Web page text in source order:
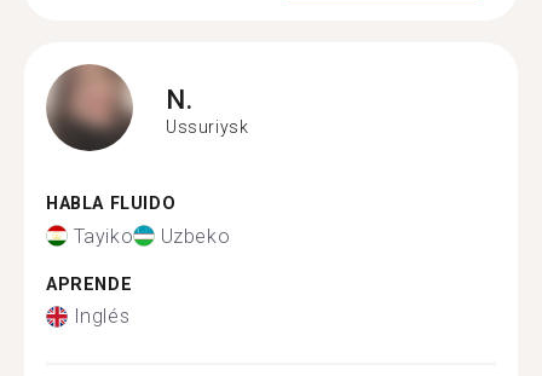
N.
Ussuriysk
HABLA FLUIDO
Tayiko Uzbeko
APRENDE
Inglés